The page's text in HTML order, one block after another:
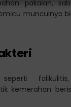
pakaian,
munculnya
kemerahan